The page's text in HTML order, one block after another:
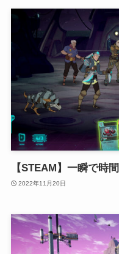
【STEAM】一瞬で時
2022年11月20日